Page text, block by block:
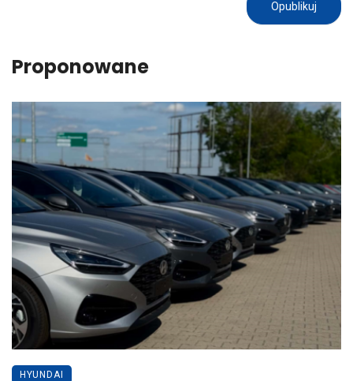
Proponowane
HYUNDAI